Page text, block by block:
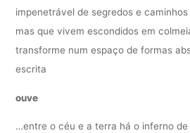
impenetrável de segredos e
mas que vivem escondidos em
transforme num espaço de formas
escrita
ouve
…entre o céu e a terra há o inferno de